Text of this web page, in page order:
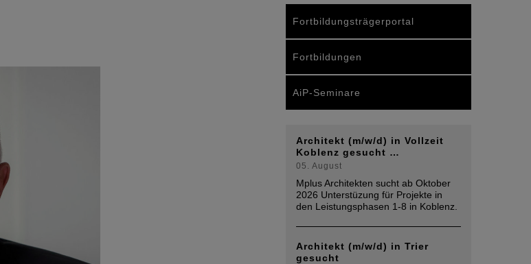
Fortbildungsträgerportal
Fortbildungen
AiP-Seminare
Architekt (m/w/d) in Vollzeit
Koblenz gesucht …
05. August
Mplus Architekten sucht ab Oktober
2026 Unterstüzung für Projekte in
den Leistungsphasen 1-8 in Koblenz.
Architekt (m/w/d) in Trier
gesucht